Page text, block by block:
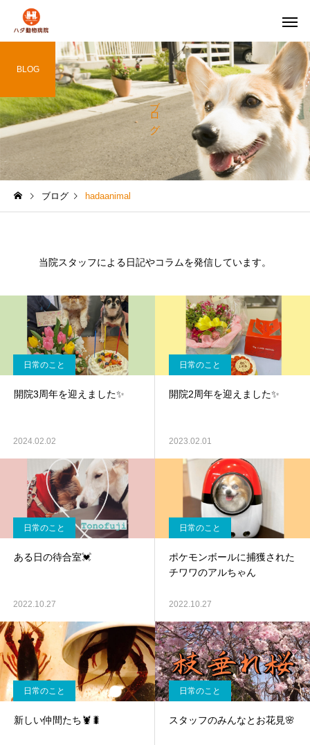
ブログ
BLOG
ブログ hadaanimal
当院スタッフによる日記やコラムを発信しています。
日常のこと
開院3周年を迎えました✨
2024.02.02
日常のこと
開院2周年を迎えました✨
2023.02.01
日常のこと
ある日の待合室💓
2022.10.27
日常のこと
ポケモンボールに捕獲された
チワワのアルちゃん
2022.10.27
日常のこと
新しい仲間たち🦞🐛
日常のこと
スタッフのみんなとお花見🌸